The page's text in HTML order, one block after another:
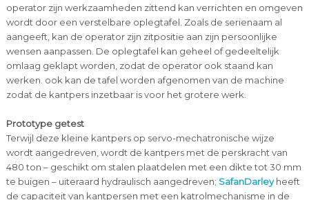
operator zijn werkzaamheden zittend kan verrichten en omgeven
wordt door een verstelbare oplegtafel. Zoals de serienaam al
aangeeft, kan de operator zijn zitpositie aan zijn persoonlijke
wensen aanpassen. De oplegtafel kan geheel of gedeeltelijk
omlaag geklapt worden, zodat de operator ook staand kan
werken. ook kan de tafel worden afgenomen van de machine
zodat de kantpers inzetbaar is voor het grotere werk.
Prototype getest
Terwijl deze kleine kantpers op servo-mechatronische wijze
wordt aangedreven, wordt de kantpers met de perskracht van
480 ton – geschikt om stalen plaatdelen met een dikte tot 30 mm
te buigen – uiteraard hydraulisch aangedreven; SafanDarleyheeft
de capaciteit van kantpersen met een katrolmechanisme in de